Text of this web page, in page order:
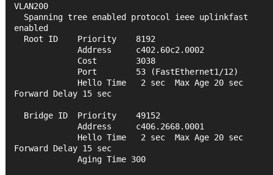
VLAN200
Spanning tree enabled protocol ieee uplinkfast
enabled
Root ID    Priority    8192
Address     c402.60c2.0002
Cost        3038
Port        53 (FastEthernet1/12)
Hello Time   2 sec  Max Age 20 sec
Forward Delay 15 sec
Bridge ID  Priority    49152
Address     c406.2668.0001
Hello Time   2 sec  Max Age 20 sec
Forward Delay 15 sec
Aging Time 300